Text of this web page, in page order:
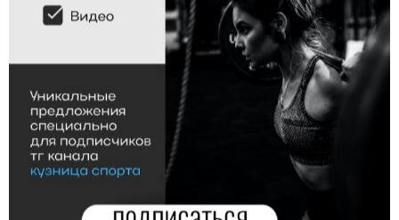
Полноценный план тренировок, чтобы
нарастить функциональные мышцы!
Двигайся быстро и качественно!
от1 950.00р.
Тренировки с гирями в стиле
функционального бодибилдинга.
Создай крепкое тело, рабочие мышцы
и ядерную выносливость!
1 590.00
АЛЬТЕРНАТИВНЫЕ УПРАЖНЕНИЯ